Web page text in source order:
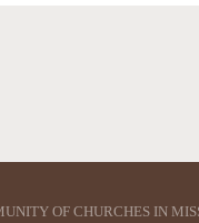
OF CHURCHES IN